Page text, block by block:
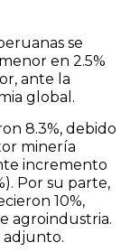
se
en 2.5%
ante la
global.
8.3%, debido
minería
incremento
Por su parte,
10%,
agroindustria.